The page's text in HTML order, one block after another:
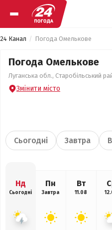
24 Канал Погода Омелькове
Погода Омелькове
Луганська обл., Старобільський
Змінити місто
Сьогодні Завтра
Нд
Сьогодні
Пн
Завтра
Вт
11.08